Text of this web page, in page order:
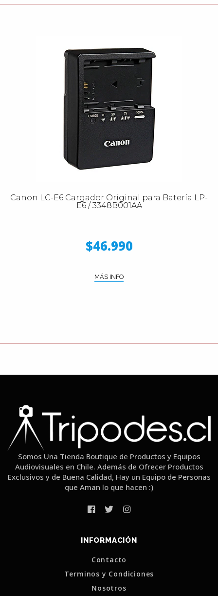
Canon LC-E6 Cargador Original para Batería LP-
E6 / 3348B001AA
$46.990
MÁS INFO
Somos Una Tienda Boutique de Productos y Equipos
Audiovisuales en Chile. Además de Ofrecer Productos
Exclusivos y de Buena Calidad, Hay un Equipo de Personas
que Aman lo que hacen :)
INFORMACIÓN
Contacto
Terminos y Condiciones
Nosotros